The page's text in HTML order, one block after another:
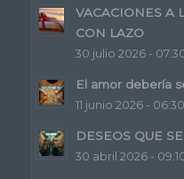
VACACIONES A
CON LAZO
30 julio 2026 -
El amor debería
11 junio 2026 - 06:30
DESEOS QUE
30 abril 2026 -